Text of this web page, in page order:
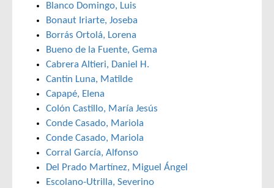
Blanco Domingo, Luis
Bonaut Iriarte, Joseba
Borrás Ortolá, Lorena
Bueno de la Fuente, Gema
Cabrera Altieri, Daniel H.
Cantín Luna, Matilde
Capapé, Elena
Colón Castillo, María Jesús
Conde Casado, Mariola
Conde Casado, Mariola
Corral García, Alfonso
Del Prado Martínez, Miguel Ángel
Escolano-Utrilla, Severino